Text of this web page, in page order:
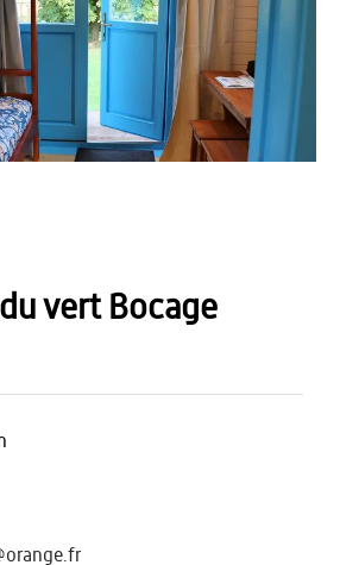
vert Bocage